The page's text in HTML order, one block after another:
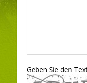
Geben Sie den